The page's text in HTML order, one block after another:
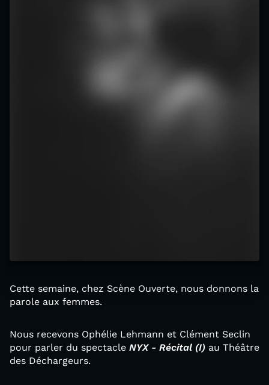
Cette semaine, chez Scène Ouverte, nous donnons la
parole aux femmes.
Nous recevons Ophélie Lehmann et Clément Seclin
pour parler du spectacle NYX - Récital (I) au Théâtre
des Déchargeurs.